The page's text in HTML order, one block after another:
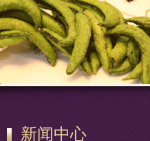
新闻中心